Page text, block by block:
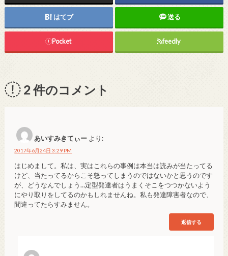
はてブ 送る
Pocket feedly
2件のコメント
あいすみきてぃー より:
2017年6月24日 3:29 PM
はじめまして。私は、実はこれらの事例は本当は読みが当たってる
けど、当たってるからこそ怒ってしまうのではないかと思うのです
が、どうなんでしょう…定型発達者はうまくそこをつつかないよう
にやり取りをしてるのかもしれませんね。私も発達障害者なので、
間違ってたらすみません。
返信する